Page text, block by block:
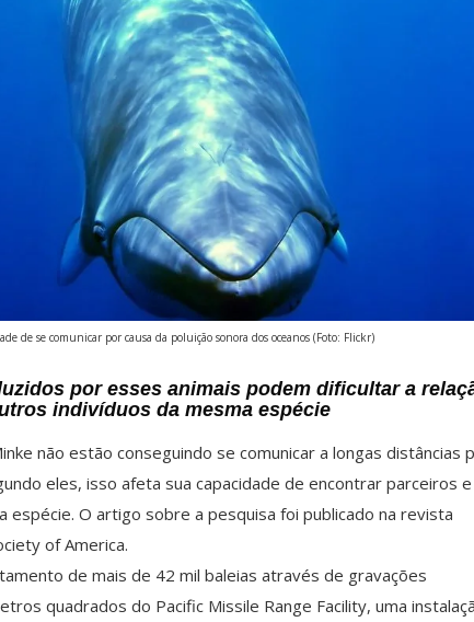
de se comunicar por causa da poluição sonora dos oceanos (Foto: Flickr)
por esses animais podem dificultar a
indivíduos da mesma espécie
não estão conseguindo se comunicar a longas distâncias
eles, isso afeta sua capacidade de encontrar parceiros
O artigo sobre a pesquisa foi publicado na revista
of America.
de mais de 42 mil baleias através de gravações
quadrados do Pacific Missile Range Facility, uma